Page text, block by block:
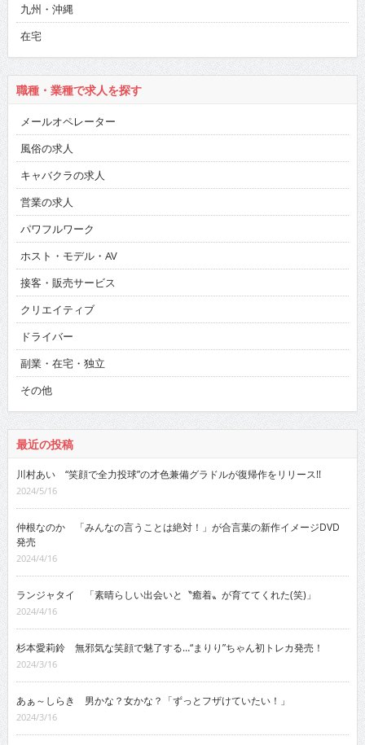
九州・沖縄
在宅
職種・業種で求人を探す
メールオペレーター
風俗の求人
キャバクラの求人
営業の求人
パワフルワーク
ホスト・モデル・AV
接客・販売サービス
クリエイティブ
ドライバー
副業・在宅・独立
その他
最近の投稿
川村あい “笑顔で全力投球”の才色兼備グラドルが復帰作をリリース!!
2024/5/16
仲根なのか 「みんなの言うことは絶対！」が合言葉の新作イメージDVD
発売
2024/4/16
ランジャタイ 「素晴らしい出会いと〝癒着〟が育ててくれた(笑)」
2024/4/16
杉本愛莉鈴 無邪気な笑顔で魅了する…“まりり”ちゃん初トレカ発売！
2024/3/16
あぁ～しらき 男かな？女かな？「ずっとフザけていたい！」
2024/3/16